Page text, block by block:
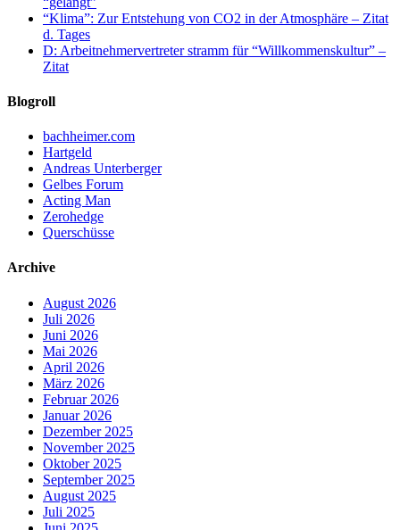
“Klima”: Zur Entstehung von CO2 in der Atmosphäre – Zitat
d. Tages
D: Arbeitnehmervertreter stramm für “Willkommenskultur” –
Zitat
Blogroll
bachheimer.com
Hartgeld
Andreas Unterberger
Gelbes Forum
Acting Man
Zerohedge
Querschüsse
Archive
August 2026
Juli 2026
Juni 2026
Mai 2026
April 2026
März 2026
Februar 2026
Januar 2026
Dezember 2025
November 2025
Oktober 2025
September 2025
August 2025
Juli 2025